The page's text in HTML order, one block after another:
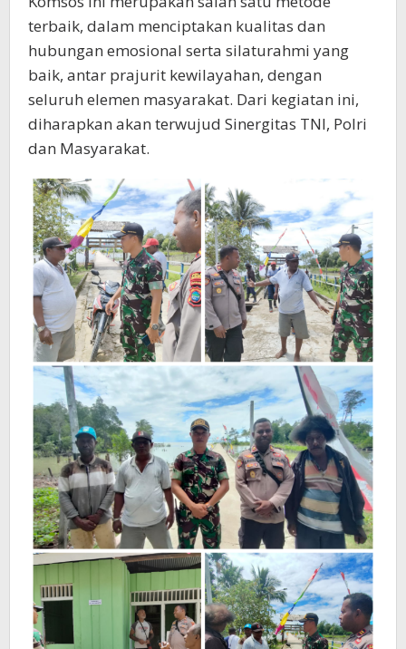
terbaik, dalam menciptakan kualitas dan
hubungan emosional serta silaturahmi yang
baik, antar prajurit kewilayahan, dengan
seluruh elemen masyarakat. Dari kegiatan ini,
diharapkan akan terwujud Sinergitas TNI, Polri
dan Masyarakat.